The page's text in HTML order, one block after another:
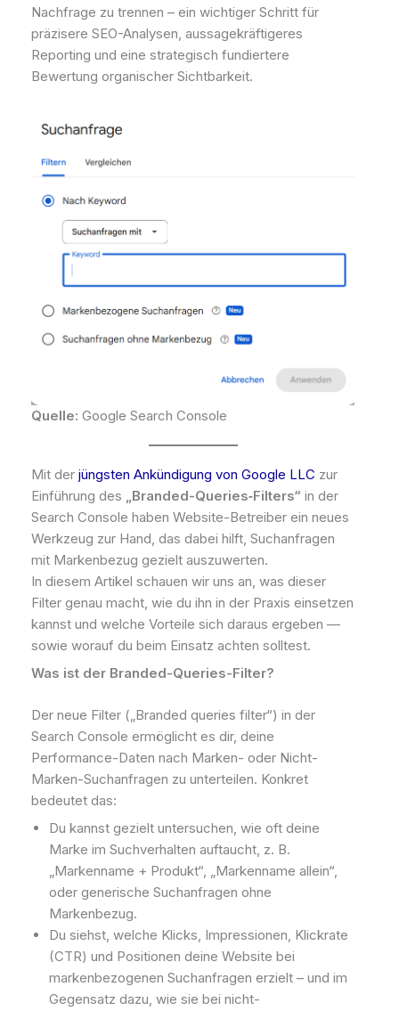
Nachfrage zu trennen – ein wichtiger Schritt für
präzisere SEO-Analysen, aussagekräftigeres
Reporting und eine strategisch fundiertere
Bewertung organischer Sichtbarkeit.
Quelle: Google Search Console
Mit der jüngsten Ankündigung von Google LLC zur
Einführung des „Branded-Queries‐Filters“ in der
Search Console haben Website-Betreiber ein neues
Werkzeug zur Hand, das dabei hilft, Suchanfragen
mit Markenbezug gezielt auszuwerten.
In diesem Artikel schauen wir uns an, was dieser
Filter genau macht, wie du ihn in der Praxis einsetzen
kannst und welche Vorteile sich daraus ergeben —
sowie worauf du beim Einsatz achten solltest.
Was ist der Branded-Queries-Filter?
Der neue Filter („Branded queries filter“) in der
Search Console ermöglicht es dir, deine
Performance-Daten nach Marken- oder Nicht-
Marken-Suchanfragen zu unterteilen. Konkret
bedeutet das:
Du kannst gezielt untersuchen, wie oft deine
Marke im Suchverhalten auftaucht, z. B.
„Markenname + Produkt“, „Markenname allein“,
oder generische Suchanfragen ohne
Markenbezug.
Du siehst, welche Klicks, Impressionen, Klickrate
(CTR) und Positionen deine Website bei
markenbezogenen Suchanfragen erzielt – und im
Gegensatz dazu, wie sie bei nicht-